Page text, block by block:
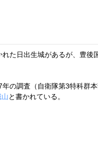
た日出生城があるが、豊後
の調査（自衛隊第3特科群
と書かれている。